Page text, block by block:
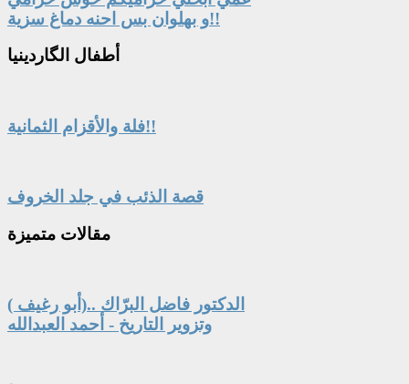
و بهلوان بس احنه دماغ سزية!!
أطفال الگاردينيا
فلة والأقزام الثمانية!!
قصة الذئب في جلد الخروف
مقالات متميزة
الدكتور فاضل البرّاك ..(أبو رغيف )
وتزوير التاريخ - أحمد العبدالله